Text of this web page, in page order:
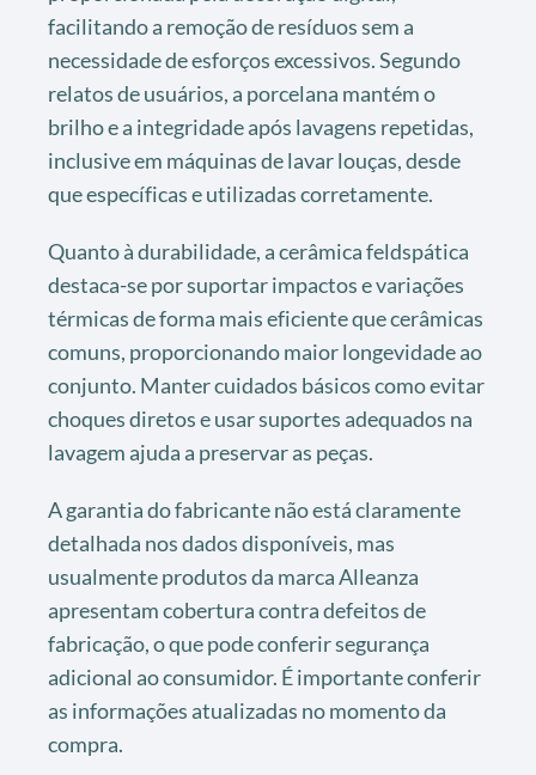
facilitando a remoção de resíduos sem a
necessidade de esforços excessivos. Segundo
relatos de usuários, a porcelana mantém o
brilho e a integridade após lavagens repetidas,
inclusive em máquinas de lavar louças, desde
que específicas e utilizadas corretamente.
Quanto à durabilidade, a cerâmica feldspática
destaca-se por suportar impactos e variações
térmicas de forma mais eficiente que cerâmicas
comuns, proporcionando maior longevidade ao
conjunto. Manter cuidados básicos como evitar
choques diretos e usar suportes adequados na
lavagem ajuda a preservar as peças.
A garantia do fabricante não está claramente
detalhada nos dados disponíveis, mas
usualmente produtos da marca Alleanza
apresentam cobertura contra defeitos de
fabricação, o que pode conferir segurança
adicional ao consumidor. É importante conferir
as informações atualizadas no momento da
compra.